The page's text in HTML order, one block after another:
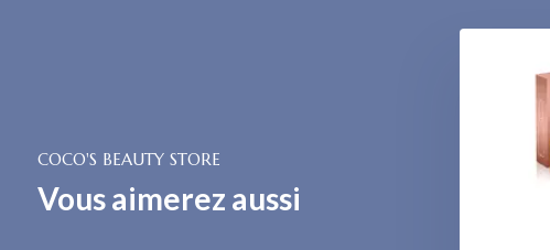
COCO'S BEAUTY STORE
Vous aimerez aussi
Pigment Therapy